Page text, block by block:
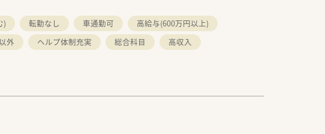
) 転勤なし 車通勤可
高給与(600万円以上)
外 ヘルプ体制充実 総合科目 高収入